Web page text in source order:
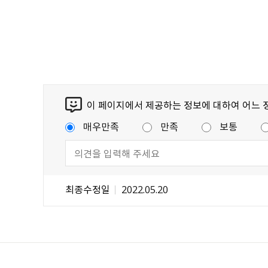
이 페이지에서 제공하는 정보에 대하여 어느
매우만족
만족 보통
최종수정일 2022.05.20